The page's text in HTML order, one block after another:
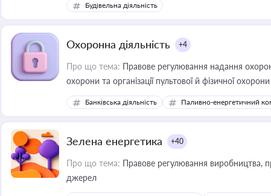
Будівельна діяльність
Охоронна діяльність +4
Про що тема: Правове регулювання надання
охорони та організації пультової й фізичної охорони
Банківська діяльність Паливно-енергетичний
Зелена енергетика +40
Про що тема: Правове регулювання виробництва,
джерел